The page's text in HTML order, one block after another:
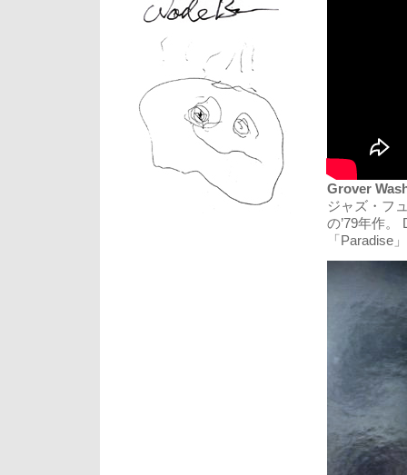
Grover
ジャズ・フ
の’79年作。
「Paradise